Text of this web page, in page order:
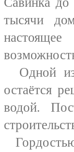
тысячи
Одной из
остаётся
водой.